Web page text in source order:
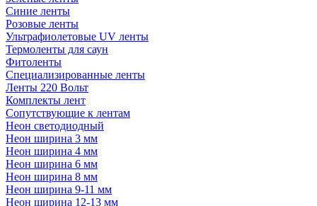
Синие ленты
Розовые ленты
Ультрафиолетовые UV ленты
Термоленты для саун
Фитоленты
Специализированные ленты
Ленты 220 Вольт
Комплекты лент
Сопутствующие к лентам
Неон светодиодный
Неон ширина 3 мм
Неон ширина 4 мм
Неон ширина 6 мм
Неон ширина 8 мм
Неон ширина 9-11 мм
Неон ширина 12-13 мм